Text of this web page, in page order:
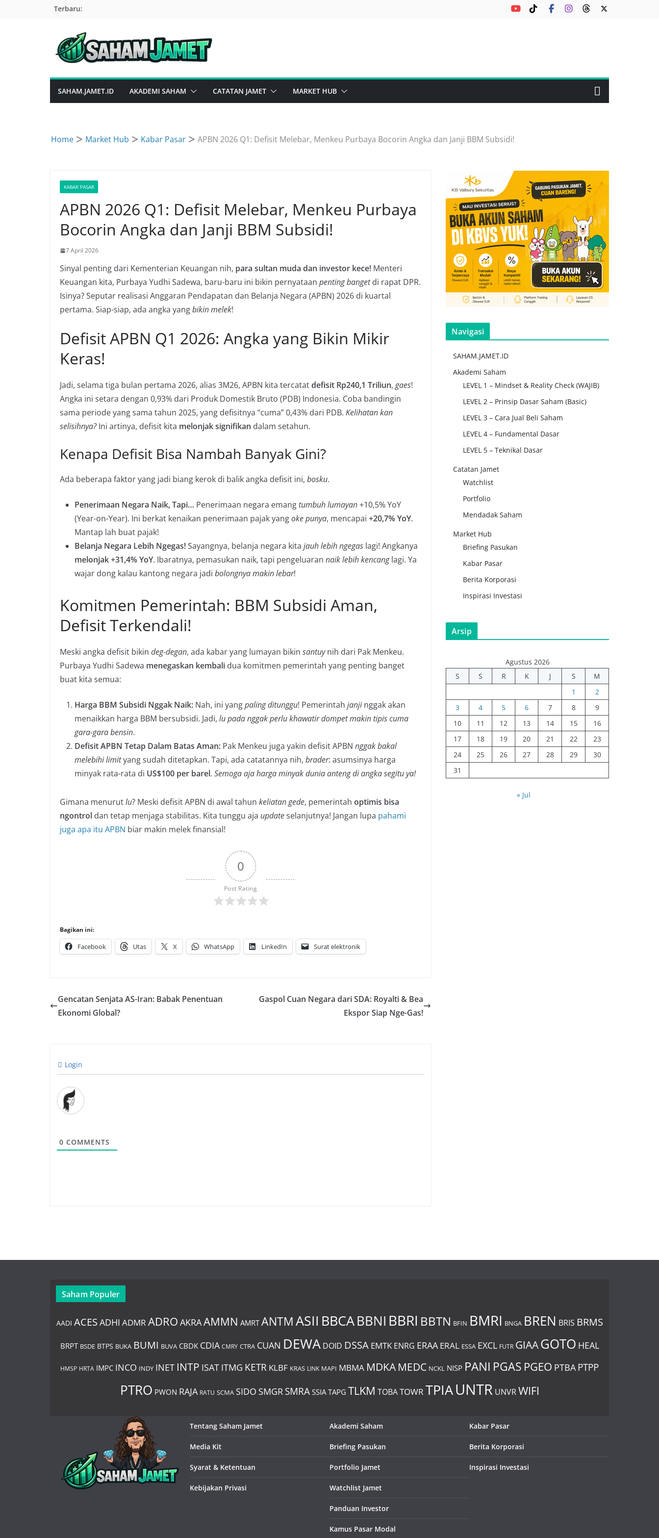
Terbaru:
SAHAM.JAMET.ID AKADEMI SAHAM CATATAN JAMET MARKET HUB
Home Market Hub Kabar Pasar APBN 2026 Q1: Defisit Melebar, Menkeu Purbaya Bocorin Angka dan Janji BBM Subsidi!
KABAR PASAR
APBN 2026 Q1: Defisit Melebar, Menkeu Purbaya
Bocorin Angka dan Janji BBM Subsidi!
7 April 2026
Sinyal penting dari Kementerian Keuangan nih, para sultan muda dan investor kece! Menteri
Keuangan kita, Purbaya Yudhi Sadewa, baru-baru ini bikin pernyataan penting bangetdi rapat DPR.
Isinya? Seputar realisasi Anggaran Pendapatan dan Belanja Negara (APBN) 2026 di kuartal
pertama. Siap-siap, ada angka yangbikin melek!
Defisit APBN Q1 2026: Angka yang Bikin Mikir
Keras!
Jadi, selama tiga bulan pertama 2026, alias 3M26, APBN kita tercatatdefisit Rp240,1 Triliun, gaes!
Angka ini setara dengan 0,93% dari Produk Domestik Bruto (PDB) Indonesia. Coba bandingin
sama periode yang sama tahun 2025, yang defisitnya “cuma” 0,43% dari PDB. Kelihatan kan
selisihnya?Ini artinya, defisit kita melonjak signifikan dalam setahun.
Kenapa Defisit Bisa Nambah Banyak Gini?
Ada beberapa faktor yang jadi biang kerok di balik angka defisit ini, bosku.
Penerimaan Negara Naik, Tapi… Penerimaan negara emangtumbuh lumayan+10,5% YoY
(Year-on-Year). Ini berkat kenaikan penerimaan pajak yangoke punya, mencapai +20,7% YoY.
Mantap lah buat pajak!
Belanja Negara Lebih Ngegas!Sayangnya, belanja negara kita jauh lebih ngegas lagi! Angkanya
melonjak +31,4% YoY. Ibaratnya, pemasukan naik, tapi pengeluaran naik lebih kencanglagi. Ya
wajar dong kalau kantong negara jadi bolongnya makin lebar!
Komitmen Pemerintah: BBM Subsidi Aman,
Defisit Terkendali!
Meski angka defisit bikin deg-degan, ada kabar yang lumayan bikin santuynih dari Pak Menkeu.
Purbaya Yudhi Sadewa menegaskan kembali dua komitmen pemerintah yang penting banget
buat kita semua:
Harga BBM Subsidi Nggak Naik: Nah, ini yangpaling ditunggu! Pemerintah janjinggak akan
menaikkan harga BBM bersubsidi. Jadi, lu pada nggak perlu khawatir dompet makin tipis cuma
gara-gara bensin.
Defisit APBN Tetap Dalam Batas Aman: Pak Menkeu juga yakin defisit APBN nggak bakal
melebihi limityang sudah ditetapkan. Tapi, ada catatannya nih, brader: asumsinya harga
minyak rata-rata di US$100 per barel. Semoga aja harga minyak dunia anteng di angka segitu ya!
Gimana menurutlu? Meski defisit APBN di awal tahun keliatan gede, pemerintah optimis bisa
ngontrol dan tetap menjaga stabilitas. Kita tunggu aja updateselanjutnya! Jangan lupa pahami
juga apa itu APBN biar makin melek finansial!
0
Post Rating
Bagikan ini:
Facebook Utas X WhatsApp LinkedIn Surat elektronik
Gencatan Senjata AS-Iran: Babak Penentuan
Ekonomi Global?
Gaspol Cuan Negara dari SDA: Royalti & Bea
Ekspor Siap Nge-Gas!
Login
0 COMMENTS
Navigasi
SAHAM.JAMET.ID
Akademi Saham
LEVEL 1 – Mindset & Reality Check (WAJIB)
LEVEL 2 – Prinsip Dasar Saham (Basic)
LEVEL 3 – Cara Jual Beli Saham
LEVEL 4 – Fundamental Dasar
LEVEL 5 – Teknikal Dasar
Catatan Jamet
Watchlist
Portfolio
Mendadak Saham
Market Hub
Briefing Pasukan
Kabar Pasar
Berita Korporasi
Inspirasi Investasi
Arsip
Agustus 2026
S
S R K J S
M
1
2
3
4 5 6 7 8
9
10
11 12 13 14 15
16
17
18 19 20 21 22
23
24
25 26 27 28 29
30
31
« Jul
Saham Populer
AADI ACES ADHI ADMR ADRO AKRAAMMN AMRT ANTMASII BBCABBNI BBRI BBTN BFIN BMRI BNGA BREN BRIS BRMS
BRPT BSDE BTPS BUKA BUMI BUVA CBDK CDIA CMRY CTRA CUAN DEWA DOID DSSA EMTK ENRG ERAA ERAL ESSA EXCL FUTR GIAAGOTO HEAL
HMSP HRTA IMPC INCO INDY INET INTP ISAT ITMG KETR KLBF KRAS LINK MAPI MBMA MDKA MEDC NCKL NISP PANI PGAS PGEO PTBA PTPP
PTRO PWON RAJA RATU SCMA SIDO SMGR SMRA SSIA TAPG TLKM TOBA TOWR TPIAUNTR UNVR WIFI
Tentang Saham Jamet
Media Kit
Syarat & Ketentuan
Kebijakan Privasi
Akademi Saham
Briefing Pasukan
Portfolio Jamet
Watchlist Jamet
Panduan Investor
Kamus Pasar Modal
Kabar Pasar
Berita Korporasi
Inspirasi Investasi